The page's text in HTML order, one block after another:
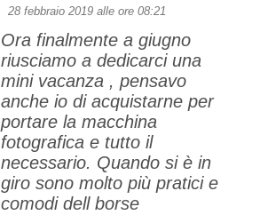
28 febbraio 2019 alle ore 08:21
Ora finalmente a giugno
riusciamo a dedicarci una
mini vacanza , pensavo
anche io di acquistarne per
portare la macchina
fotografica e tutto il
necessario. Quando si è in
giro sono molto più pratici e
comodi dell borse